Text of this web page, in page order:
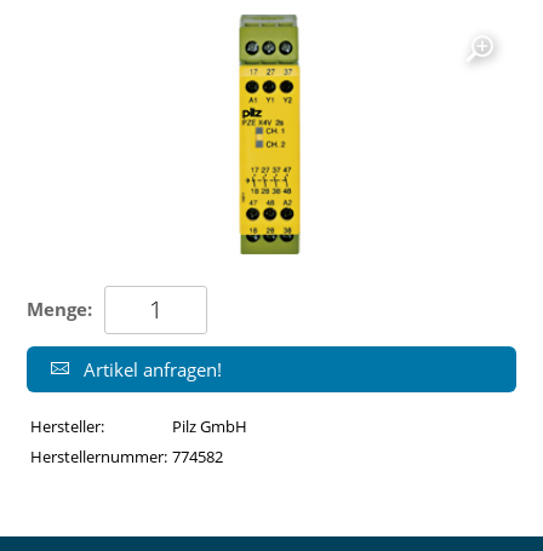
Menge:
Artikel anfragen!
Hersteller:
Pilz GmbH
Herstellernummer: 774582